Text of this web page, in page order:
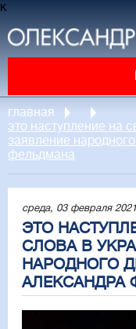
к
главная
это наступление на
заявление
фельдмана
среда, 03 февраля
ЭТО
СЛОВА В
НАРОДНОГО
АЛЕКСАНДРА